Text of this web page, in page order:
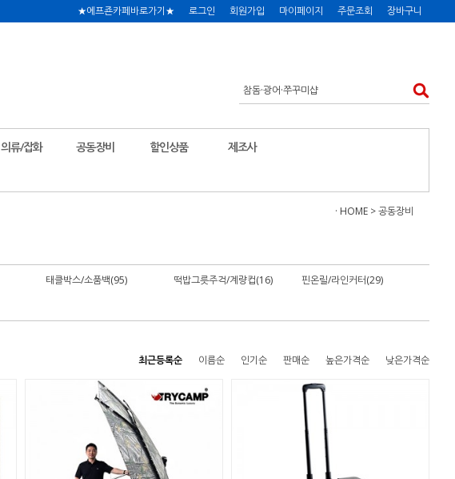
★에프죤카페바로가기★ 로그인 회원가입 마이페이지 주문조회 장바구니
의류/잡화 공동장비 할인상품 제조사
· HOME >공동장비
태클박스/소품백(95) 떡밥그릇주걱/계량컵(16)
핀온릴/라인커터(29)
최근등록순 이름순 인기순 판매순 높은가격순 낮은가격순